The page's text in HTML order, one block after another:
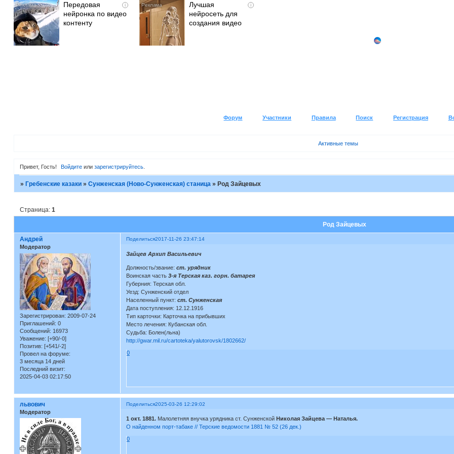
i
Передовая
нейронка по видео
контенту
i
Лучшая
нейросеть для
создания видео
Форум Участники Правила Поиск Регистрация
Активные темы
Привет, Гость! Войдите илизарегистрируйтесь
» Гребенские казаки » Сунженская (Ново-Сунженская) станица » Род Зайцевых
Род Зайцевых
Страница: 1
Поделиться2017-11-26 23:47:14
Андрей
Модератор
Зарегистрирован: 2009-07-24
Приглашений: 0
Сообщений: 16973
Уважение: [+90/-0]
Позитив: [+541/-2]
Провел на форуме:
3 месяца 14 дней
Последний визит:
2025-04-03 02:17:50
Зайцев Архип Васильевич
Должность/звание: ст. урядник
Воинская часть 3-я Терская каз. горн. батарея
Губерния: Терская обл.
Уезд: Сунженский отдел
Населенный пункт: ст. Сунженская
Дата поступления: 12.12.1916
Тип карточки: Карточка на прибывших
Место лечения: Кубанская обл.
Судьба: Болен(льна)
http://gwar.mil.ru/cartoteka/yalutorovsk/1802662/
0
Поделиться2025-03-26 12:29:02
львович
Модератор
1 окт. 1881.Малолетняя внучка урядника ст. Сунженской Николая Зайцева — Наталья.
О найденном порт-табаке // Терские ведомости 1881 № 52 (26 дек.)
0